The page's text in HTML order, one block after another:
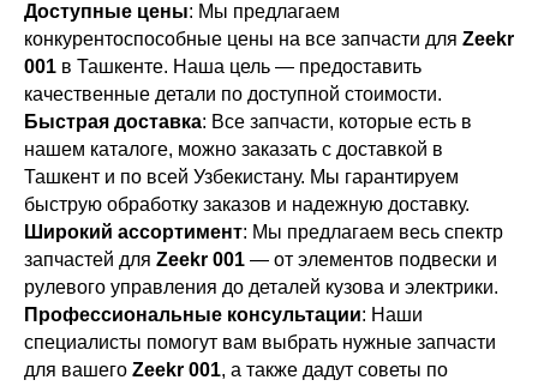
Доступные цены: Мы предлагаем
конкурентоспособные цены на все запчасти для Zeekr
001 в Ташкенте. Наша цель — предоставить
качественные детали по доступной стоимости.
Быстрая доставка: Все запчасти, которые есть в
нашем каталоге, можно заказать с доставкой в
Ташкент и по всей Узбекистану. Мы гарантируем
быструю обработку заказов и надежную доставку.
Широкий ассортимент: Мы предлагаем весь спектр
запчастей для Zeekr 001 — от элементов подвески и
рулевого управления до деталей кузова и электрики.
Профессиональные консультации: Наши
специалисты помогут вам выбрать нужные запчасти
для вашего Zeekr 001, а также дадут советы по